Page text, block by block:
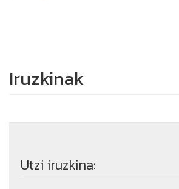
Iruzkinak
Utzi iruzkina: